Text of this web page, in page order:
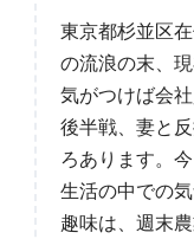
東京都杉並区
の流浪の末、
気がつけば会
後半戦、妻と
ろあります。
生活の中での
趣味は、週末